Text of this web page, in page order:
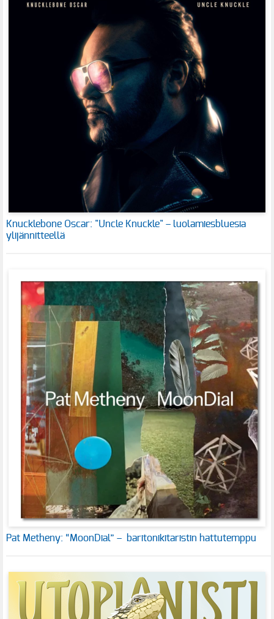
Knucklebone Oscar: "Uncle Knuckle" – luolamiesbluesia
ylijännitteellä
Pat Metheny: “MoonDial” – baritonikitaristin hattutemppu